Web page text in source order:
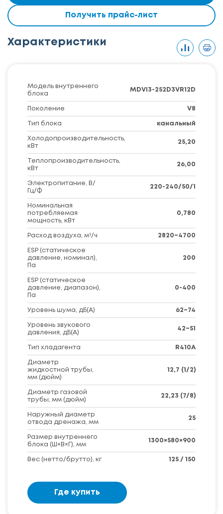
Получить прайс-лист
Характеристики
Модель внутреннего
блока
MDVI3-252D3VR12D
Поколение V8
Тип блока канальный
Холодопроизводительность,
кВт
25,20
Теплопроизводительность,
кВт
26,00
Электропитание, В/
Гц/Ф
220-240/50/1
Номинальная
потребляемая
мощность, кВт
0,780
Расход воздуха, м³/ч 2820~4700
ESP (статическое
давление, номинал),
Па
200
ESP (статическое
давление, диапазон),
Па
0-400
Уровень шума, дБ(A) 62~74
Уровень звукового
давления, дБ(А)
42~51
Тип хладагента R410A
Диаметр
жидкостной трубы,
мм (дюйм)
12,7 (1/2)
Диаметр газовой
трубы, мм (дюйм)
22,23 (7/8)
Наружный диаметр
отвода дренажа, мм
25
Размер внутреннего
блока (Ш×В×Г), мм
1300×580×900
Вес (нетто/брутто), кг 125 / 150
Где купить